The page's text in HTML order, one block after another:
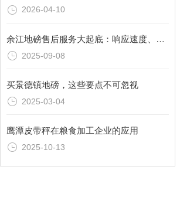
2026-04-10
余江地磅售后服务大起底：响应速度、维修成本与服务质量
2025-09-08
买景德镇地磅，这些要点不可忽视
2025-03-04
鹰潭皮带秤在粮食加工企业的应用
2025-10-13